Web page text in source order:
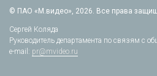
© ПАО «М.видео», 2026. Все права
Сергей Коляда
Руководитель департамента по связям с
e-mail: pr@mvideo.ru